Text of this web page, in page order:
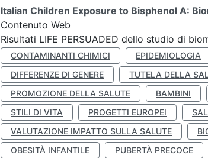
Italian Children Exposure to Bisphenol A:
Contenuto Web
Risultati LIFE PERSUADED dello studio di
CONTAMINANTI CHIMICI EPIDEMIOLOGIA
DIFFERENZE DI GENERE
TUTELA DELLA
PROMOZIONE DELLA SALUTE
BAMBINI
STILI DI VITA
PROGETTI EUROPEI
VALUTAZIONE IMPATTO SULLA SALUTE
OBESITÀ INFANTILE
PUBERTÀ PRECOCE